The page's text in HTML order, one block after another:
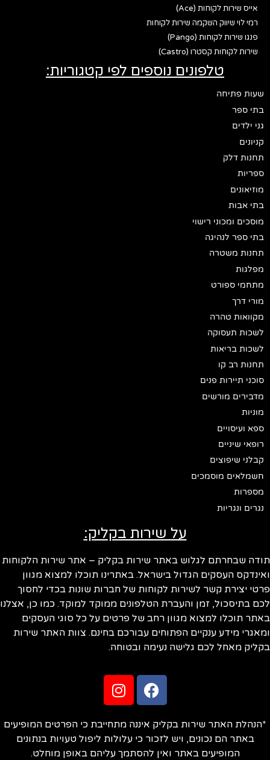
אייס שירות לקוחות (Ace)
רמי לוי שיווק השקמה שירות לקוחות
פנגו שירות לקוחות (Pango)
שירות לקוחות קסטרו (Castro)
טלפונים נוספים לפי קטגוריות:
שעות פתיחה
בתי ספר
גני ילדים
קניונים
תחנות דלק
ספריות
מוזיאונים
בתי אבות
מוסכים ומכוני רישוי
בתי ספר לנהיגה
תחנות משטרה
מפלגות
מתחמי ספורט
מורי דרך
מקוואות טהרה
לשכות תעסוקה
לשכות בריאות
תחנות רב קו
סוכני תיירות פנים
מדבירים מורשים
מוניות
ספא ועיסויים
רופאי שיניים
קבלני שיפוצים
חשמלאים מוסמכים
מספרות
נגרים ונגריות
על שירות בקליק:
תודה שבחרתם לגלוש באתר שירות בקליק – אתר שירות הלקוחות
ואינדקס העסקים הגדול בישראל. באתרינו תוכלו למצוא מגוון
פרטי יצירת קשר לשירות לקוחות של חברות שונות בכדי לחסוך
לכם בתיסכול, זמן והעברת הטלפונים ממוקד למוקד. כמו כן, אצלנו
באתר תוכלו למצוא מגוון רחב של פרטים על כל סוגי העסקים
ומאגרי מידע ענקיים הפתוחים עבורכם בחינם. צוות האתר שירות
בקליק מאחל לכם גלישה נעימה ובטוחה.
*הנהלת האתר שירות בקליק איננה מתחייבת כי הפרטים המופיעים
באתר הם נכונים, ויש לזכור כי עלולות ליפול טעויות בנתונים
המופיעים באתר ואין להסתמך עליהם באופן מוחלט.